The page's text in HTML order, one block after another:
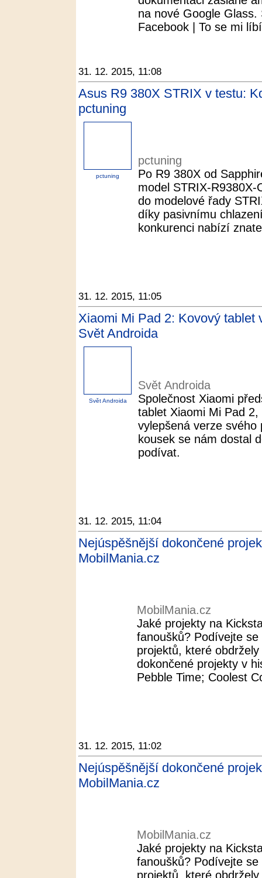
na nové Google
Facebook | To se mi
31. 12. 2015, 11:08
Asus R9 380X STRIX v testu:
pctuning
pctuning
pctuning
Po R9 380X od
model STRIX-
do modelové řady
díky pasivnímu
konkurenci nabízí
31. 12. 2015, 11:05
Xiaomi Mi Pad 2: Kovový tablet
Svět Androida
Svět Androida
Svět Androida
Společnost Xiaomi
tablet Xiaomi Mi Pad
vylepšená verze svého
kousek se nám dostal
podívat.
31. 12. 2015, 11:04
Nejúspěšnější dokončené
MobilMania.cz
MobilMania.cz
Jaké projekty na
fanoušků? Podívejte
projektů, které
dokončené projekty v
Pebble Time; Coolest
31. 12. 2015, 11:02
Nejúspěšnější dokončené
MobilMania.cz
MobilMania.cz
Jaké projekty na
fanoušků? Podívejte
projektů, které